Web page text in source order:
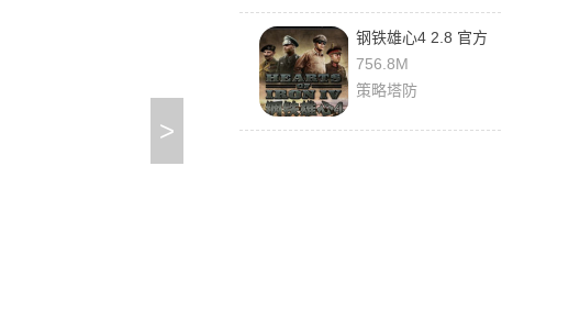
>
钢铁雄心4 2.8 官方
版
756.8M
策略塔防